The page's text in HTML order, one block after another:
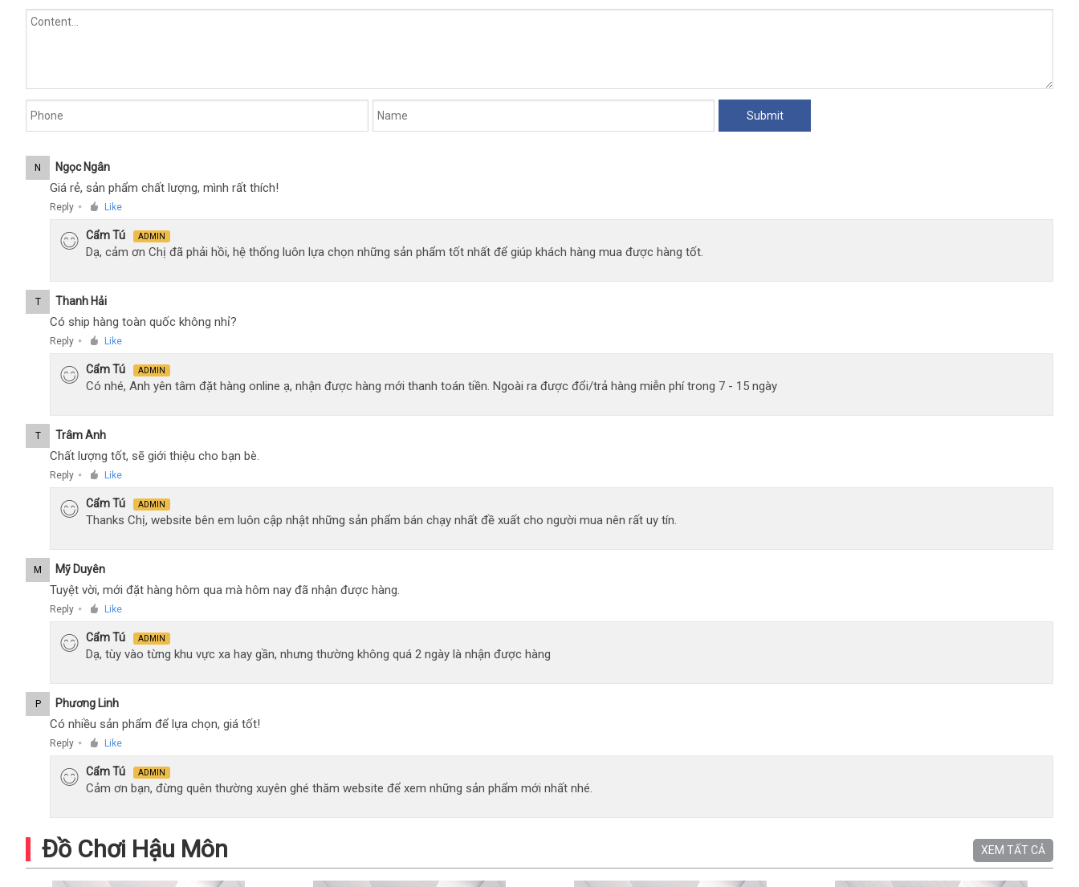
N Ngọc Ngân
Giá rẻ, sản phẩm chất lượng, mình rất thích!
Reply ● Like
Cẩm Tú ADMIN
Dạ, cảm ơn Chị đã phải hồi, hệ thống luôn lựa chọn những sản phẩm tốt nhất để giúp khách hàng mua được hàng tốt.
T Thanh Hải
Có ship hàng toàn quốc không nhỉ?
Reply ● Like
Cẩm Tú ADMIN
Có nhé, Anh yên tâm đặt hàng online ạ, nhận được hàng mới thanh toán tiền. Ngoài ra được đổi/trả hàng miễn phí trong 7 - 15 ngày
T Trâm Anh
Chất lượng tốt, sẽ giới thiệu cho bạn bè.
Reply ● Like
Cẩm Tú ADMIN
Thanks Chị, website bên em luôn cập nhật những sản phẩm bán chạy nhất đề xuất cho người mua nên rất uy tín.
M Mỹ Duyên
Tuyệt vời, mới đặt hàng hôm qua mà hôm nay đã nhận được hàng.
Reply ● Like
Cẩm Tú ADMIN
Dạ, tùy vào từng khu vực xa hay gần, nhưng thường không quá 2 ngày là nhận được hàng
P Phương Linh
Có nhiều sản phẩm để lựa chọn, giá tốt!
Reply ● Like
Cẩm Tú ADMIN
Cảm ơn bạn, đừng quên thường xuyên ghé thăm website để xem những sản phẩm mới nhất nhé.
Đồ Chơi Hậu Môn XEM TẤT CẢ